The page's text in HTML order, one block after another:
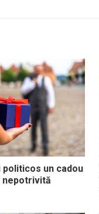
politicos un cadou
nepotrivită